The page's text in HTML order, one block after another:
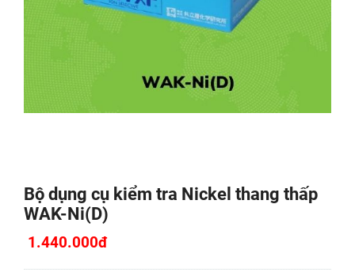
Bộ dụng cụ kiểm tra Nickel thang thấp
WAK-Ni(D)
1.440.000đ